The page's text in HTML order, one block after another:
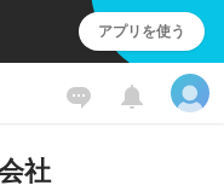
アプリを使う
社